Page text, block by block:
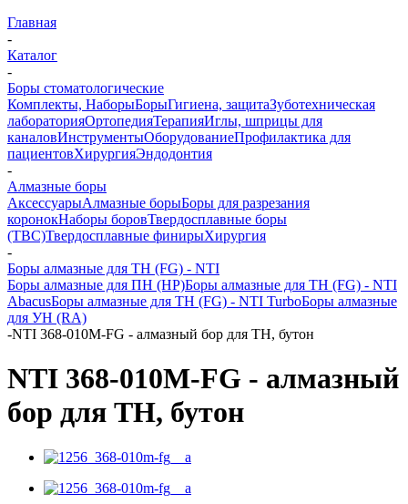
Главная
-
Каталог
-
Боры стоматологические
Комплекты, НаборыБорыГигиена, защитаЗуботехническая
лабораторияОртопедияТерапияИглы, шприцы для
каналовИнструментыОборудованиеПрофилактика для
пациентовХирургияЭндодонтия
-
Алмазные боры
АксессуарыАлмазные борыБоры для разрезания
коронокНаборы боровТвердосплавные боры
(ТВС)Твердосплавные финирыХирургия
-
Боры алмазные для ТН (FG) - NTI
Боры алмазные для ПН (HP)Боры алмазные для ТН (FG) - NTI
AbacusБоры алмазные для ТН (FG) - NTI TurboБоры алмазные
для УН (RA)
-NTI 368-010M-FG - алмазный бор для ТН, бутон
NTI 368-010M-FG - алмазный
бор для ТН, бутон